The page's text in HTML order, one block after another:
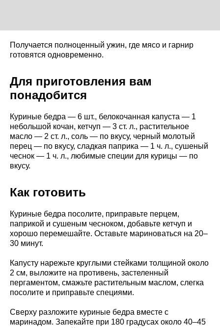
Получается полноценный ужин, где мясо и гарнир
готовятся одновременно.
Для приготовления вам
понадобится
Куриные бедра — 6 шт., белокочанная капуста — 1
небольшой кочан, кетчуп — 3 ст. л., растительное
масло — 2 ст. л., соль — по вкусу, черный молотый
перец — по вкусу, сладкая паприка — 1 ч. л., сушеный
чеснок — 1 ч. л., любимые специи для курицы — по
вкусу.
Как готовить
Куриные бедра посолите, приправьте перцем,
паприкой и сушеным чесноком, добавьте кетчуп и
хорошо перемешайте. Оставьте мариноваться на 20–
30 минут.
Капусту нарежьте круглыми стейками толщиной около
2 см, выложите на противень, застеленный
пергаментом, смажьте растительным маслом, слегка
посолите и приправьте специями.
Сверху разложите куриные бедра вместе с
маринадом. Запекайте при 180 градусах около 40–45